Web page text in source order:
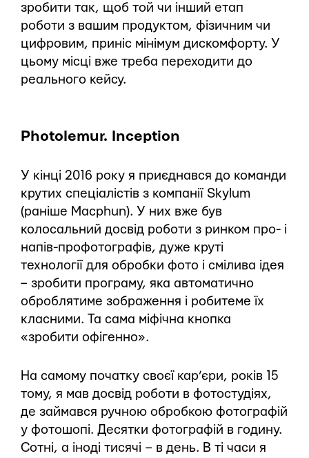
зробити так, щоб той чи інший етап
роботи з вашим продуктом, фізичним чи
цифровим, приніс мінімум дискомфорту. У
цьому місці вже треба переходити до
реального кейсу.
Photolemur. Inception
У кінці 2016 року я приєднався до команди
крутих спеціалістів з компанії Skylum
(раніше Macphun). У них вже був
колосальний досвід роботи з ринком про- і
напів-профотографів, дуже круті
технології для обробки фото і смілива ідея
– зробити програму, яка автоматично
оброблятиме зображення і робитеме їх
класними. Та сама міфічна кнопка
«зробити офігенно».
На самому початку своєї кар’єри, років 15
тому, я мав досвід роботи в фотостудіях,
де займався ручною обробкою фотографій
у фотошопі. Десятки фотографій в годину.
Сотні, а іноді тисячі – в день. В ті часи я